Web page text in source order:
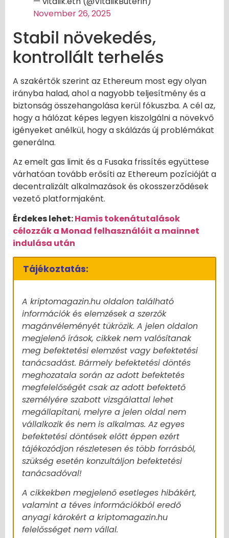
November 26, 2025
Stabil növekedés,
kontrollált terhelés
A szakértők szerint az Ethereum most egy olyan
irányba halad, ahol a nagyobb teljesítmény és a
biztonság összehangolása kerül fókuszba. A cél az,
hogy a hálózat képes legyen kiszolgálni a növekvő
igényeket anélkül, hogy a skálázás új problémákat
generálna.
Az emelt gas limit és a Fusaka frissítés együttese
várhatóan tovább erősíti az Ethereum pozícióját a
decentralizált alkalmazások és okosszerződések
vezető platformjaként.
Érdekes lehet:Hamis tokenátutalások
célozzák a Monad felhasználóit a mainnet
indulása után
Tájékoztatás:
A kriptomagazin.hu oldalon található
információk és elemzések a szerzők
magánvéleményét tükrözik. A jelen oldalon
megjelenő írások, cikkek nem valósítanak
meg befektetési elemzést vagy befektetési
tanácsadást. Bármely befektetési döntés
meghozatala során az adott befektetés
megfelelőségét csak az adott befektető
személyére szabott vizsgálattal lehet
megállapítani, melyre a jelen oldal nem
vállalkozik és nem is alkalmas. Az egyes
befektetési döntések előtt éppen ezért
tájékozódjon részletesen és több forrásból,
szükség esetén konzultáljon befektetési
tanácsadóval!
A cikkekben megjelenő esetleges hibákért,
valamint a téves információkból eredő
anyagi károkért a kriptomagazin.hu
felelősséget nem vállal.